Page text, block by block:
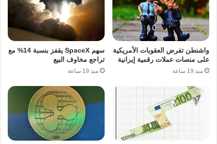
واشنطن تفرض العقوبات الأمريكية
على منصات عملات رقمية إيرانية
منذ 19 ساعة
سهم SpaceX يقفز بنسبة 14% مع
تراجع مخاوف البيع
منذ 19 ساعة